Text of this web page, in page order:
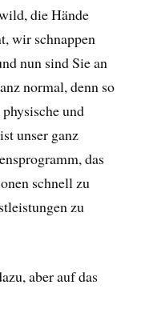
die Hände
wir schnappen
nun sind Sie an
normal, denn so
und
unser ganz
das
schnell zu
zu
aber auf das